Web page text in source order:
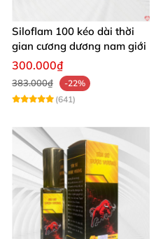
Siloflam 100 kéo dài thời
gian cương dương nam giới
300.000₫
383.000₫
-22%
(641)